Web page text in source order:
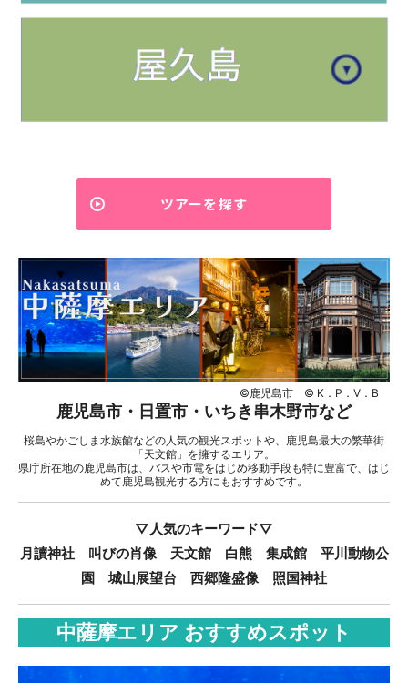
ツアーを探す
©鹿児島市 © K．P．V．B
鹿児島市・日置市・いちき串木野市など
桜島やかごしま水族館などの人気の観光スポットや、鹿児島最大の繁華街
「天文館」を擁するエリア。
県庁所在地の鹿児島市は、バスや市電をはじめ移動手段も特に豊富で、はじ
めて鹿児島観光する方にもおすすめです。
▽人気のキーワード▽
月讀神社 叫びの肖像 天文館 白熊 集成館 平川動物公
園 城山展望台 西郷隆盛像 照国神社
中薩摩エリア おすすめスポット